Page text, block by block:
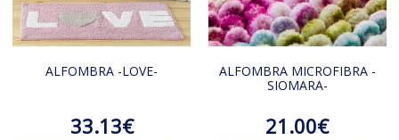
ALFOMBRA -LOVE-
33.13€
ALFOMBRA MICROFIBRA -
SIOMARA-
21.00€